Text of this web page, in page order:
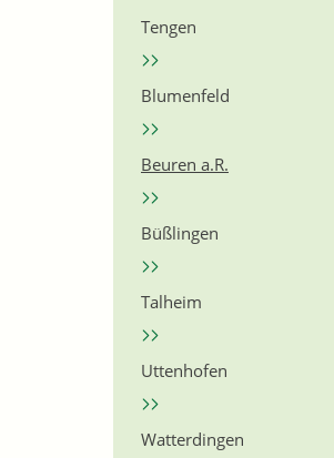
Tengen
Blumenfeld
Beuren a.R.
Büßlingen
Talheim
Uttenhofen
Watterdingen